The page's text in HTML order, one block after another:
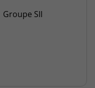
Groupe SII